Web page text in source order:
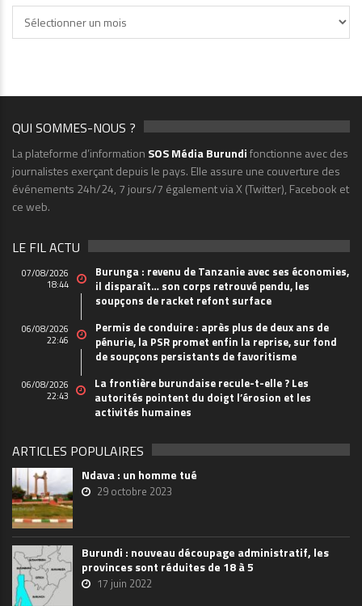
QUI SOMMES-NOUS ?
La plateforme d’information SOS Média Burundifonctionne avec des
journalistes exerçant depuis le pays. Elle assure une couverture des
événements 24h/24, 7 jours/7 également via X (Twitter), Facebook et
ce web.
LE FIL ACTU
07/08/2026
18:44
Burunga : revenu de Tanzanie avec ses économies,
il disparaît… son corps retrouvé pendu, les
soupçons de racket refont surface
06/08/2026
22:46
Permis de conduire : après plus de deux ans de
pénurie, la PSR promet enfin la reprise, sur fond
de soupçons persistants de favoritisme
06/08/2026
22:43
La frontière burundaise recule-t-elle ? Les
autorités pointent du doigt l’érosion et les
activités humaines
ARTICLES POPULAIRES
Ndava : un homme tué
29 octobre 2023
Burundi : nouveau découpage administratif, les
provinces sont réduites de 18 à 5
17 juin 2022